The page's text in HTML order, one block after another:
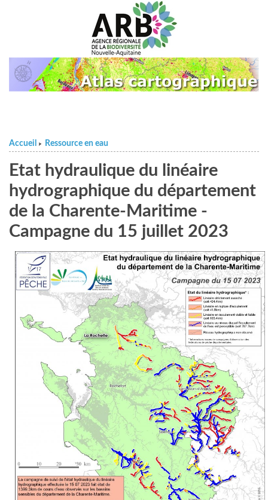
Accueil > Ressource en eau
Etat hydraulique du linéaire
hydrographique du département
de la Charente-Maritime -
Campagne du 15 juillet 2023